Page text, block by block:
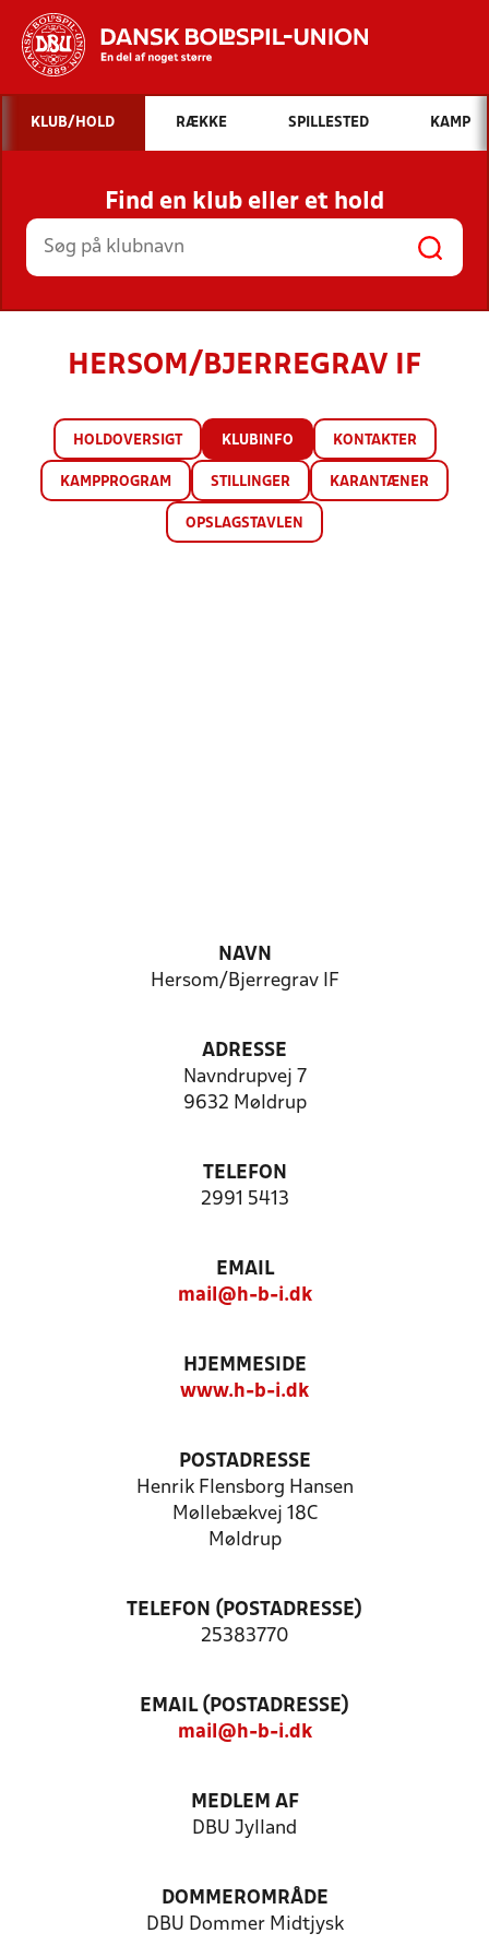
Hvad vil du søge efter?
INDHOLD OG NYHEDER
STILLINGER, RESULTATER, KLUBBER OG
HOLD
KLUB/HOLD RÆKKE SPILLESTED KAMP
Find en klub eller et hold
HERSOM/BJERREGRAV IF
HOLDOVERSIGT KLUBINFO KONTAKTER
KAMPPROGRAM STILLINGER KARANTÆNER
OPSLAGSTAVLEN
NAVN
Hersom/Bjerregrav IF
ADRESSE
Navndrupvej 7
9632 Møldrup
TELEFON
2991 5413
EMAIL
mail@h-b-i.dk
HJEMMESIDE
www.h-b-i.dk
POSTADRESSE
Henrik Flensborg Hansen
Møllebækvej 18C
Møldrup
TELEFON (POSTADRESSE)
25383770
EMAIL (POSTADRESSE)
mail@h-b-i.dk
MEDLEM AF
DBU Jylland
DOMMEROMRÅDE
DBU Dommer Midtjysk